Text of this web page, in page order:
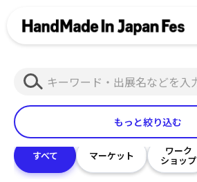
Photo Gallery
もっと絞り込む
検
索
すべて マーケット ワーク
ショップ